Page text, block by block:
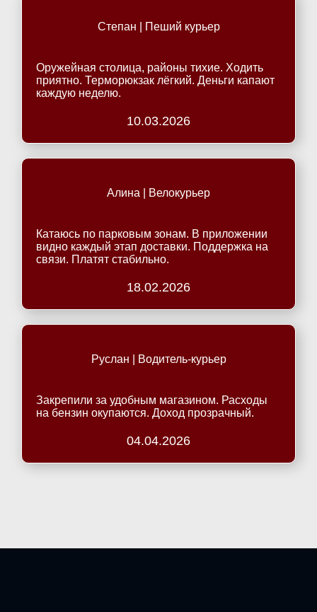
Степан | Пеший курьер
Оружейная столица, районы тихие. Ходить
приятно. Терморюкзак лёгкий. Деньги капают
каждую неделю.
10.03.2026
Алина | Велокурьер
Катаюсь по парковым зонам. В приложении
видно каждый этап доставки. Поддержка на
связи. Платят стабильно.
18.02.2026
Руслан | Водитель-курьер
Закрепили за удобным магазином. Расходы
на бензин окупаются. Доход прозрачный.
04.04.2026